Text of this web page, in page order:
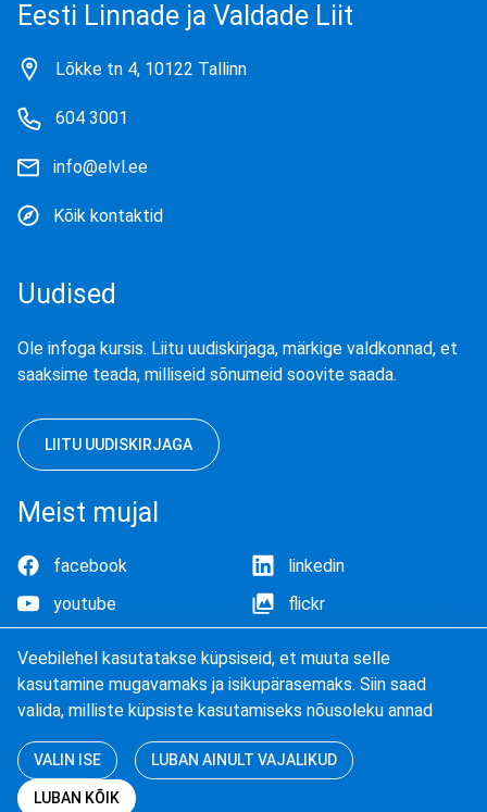
Veebilehel kasutatakse küpsiseid, et muuta selle
kasutamine mugavamaks ja isikupärasemaks. Siin saad
valida, milliste küpsiste kasutamiseks nõusoleku annad
VALIN ISE LUBAN AINULT VAJALIKUD
LUBAN KÕIK
Eesti Linnade ja Valdade Liit
Lõkke tn 4, 10122 Tallinn
604 3001
info@elvl.ee
Kõik kontaktid
Uudised
Ole infoga kursis. Liitu uudiskirjaga, märkige valdkonnad, et
saaksime teada, milliseid sõnumeid soovite saada.
LIITU UUDISKIRJAGA
Meist mujal
facebook
youtube
linkedin
flickr
Küpsised